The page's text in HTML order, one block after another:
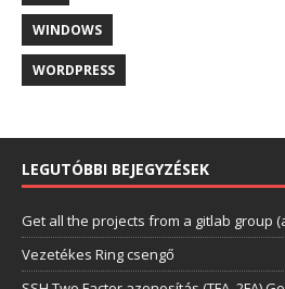
WINDOWS
WORDPRESS
LEGUTÓBBI BEJEGYZÉSEK
Get all the projects from a gitlab group
Vezetékes Ring csengő